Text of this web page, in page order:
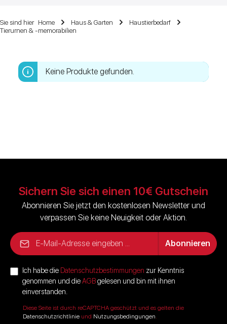
Sie sind hier Home Haus & Garten
Haustierbedarf
Tierurnen & -memorabilien
Keine Produkte gefunden.
Sichern Sie sich einen 10€ Gutschein
Abonnieren Sie jetzt den kostenlosen Newsletter und
verpassen Sie keine Neuigkeit oder Aktion.
E-Mail-Adresse*
Abonnieren
Ich habe die Datenschutzbestimmungen zur Kenntnis
genommen und dieAGBgelesen und bin mit ihnen
einverstanden.
Diese Seite ist durch reCAPTCHA geschützt und es gelten die
Datenschutzrichtlinie und Nutzungsbedingungen.